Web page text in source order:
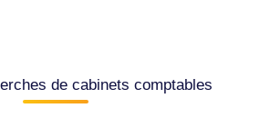
de cabinets comptables